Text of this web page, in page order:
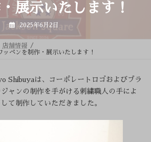
展示いたします！
2025年6月2日
店舗情報
ペンを制作・展示いたします！
Shibuyaは、コーポレートロゴおよびブラ
ャンの制作を手がける刺繍職人の手によ
て制作していただきました。